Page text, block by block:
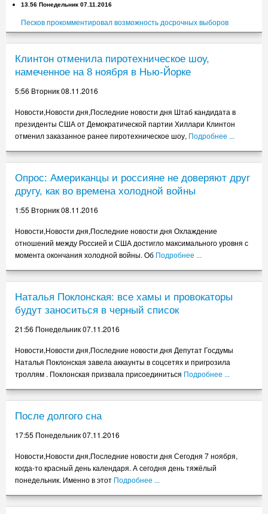
13.56 Понедельник 07.11.2016
Песков прокомментировал возможность досрочных выборов
президента
Туалетная бумага с Клинтон обошла по популярности рулоны с
Трампом
5.55 Понедельник 07.11.2016
Пенсионерка купила в подарок мужу поддельное свидетельство
автошколы
5.55 Понедельник 07.11.2016
Пенсионерка купила в подарок мужу поддельное свидетельство
автошколы
1.56 Понедельник 07.11.2016
Черногория заподозрила «русских националистов» в планах убить
премьера
Покушение на премьера Черногории готовили русские националисты,
Поклонская приписала Суворову фразу Чацкого из Грибоедова
13.55 Воскресенье 06.11.2016
Российская нация: Здравствуй тётя Родина…
рекорд с Великой Депресси
винтовки
1.55 Воскресенье 06.11.2016
Рогозин ответил на критику снайперской винтовки «Точность»
17.56 Суббота 05.11.2016
Клинтон отменила пиротехническое шоу,
намеченное на 8 ноября в Нью-Йорке
5:56 Вторник 08.11.2016
Новости,Новости дня,Последние новости дня Штаб кандидата в
президенты США от Демократической партии Хиллари Клинтон
отменил заказанное ранее пиротехническое шоу, Подробнее ...
Опрос: Американцы и россияне не доверяют друг
другу, как во времена холодной войны
1:55 Вторник 08.11.2016
Новости,Новости дня,Последние новости дня Охлаждение
отношений между Россией и США достигло максимального уровня с
момента окончания холодной войны. Об Подробнее ...
Наталья Поклонская: все хамы и провокаторы
будут заноситься в черный список
21:56 Понедельник 07.11.2016
Новости,Новости дня,Последние новости дня Депутат Госдумы
Наталья Поклонская завела аккаунты в соцсетях и пригрозила
троллям . Поклонская призвала присоединиться Подробнее ...
После долгого сна
17:55 Понедельник 07.11.2016
Новости,Новости дня,Последние новости дня Сегодня 7 ноября,
когда-то красный день календаря. А сегодня день тяжёлый
понедельник. Именно в этот Подробнее ...